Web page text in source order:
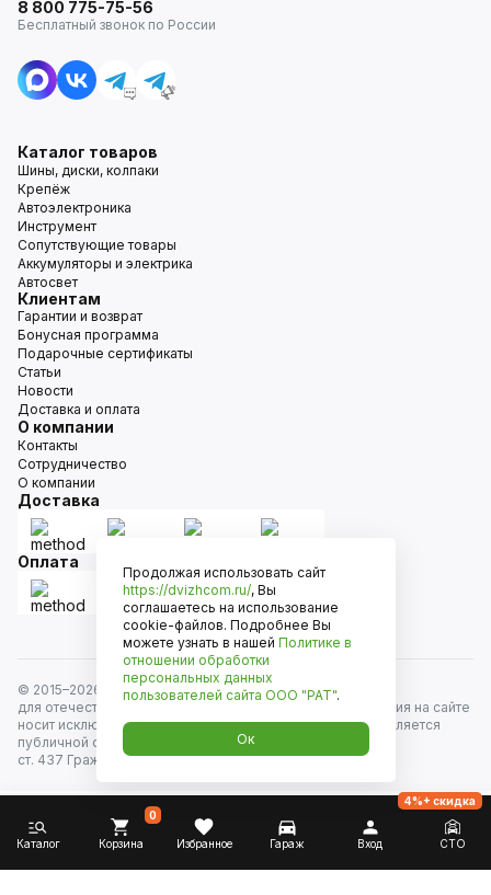
8 800 775-75-56
Бесплатный звонок по России
Каталог товаров
Шины, диски, колпаки
Крепёж
Автоэлектроника
Инструмент
Сопутствующие товары
Аккумуляторы и электрика
Автосвет
Клиентам
Гарантии и возврат
Бонусная программа
Подарочные сертификаты
Статьи
Новости
Доставка и оплата
О компании
Контакты
Сотрудничество
О компании
Доставка
Оплата
© 2015–2026
Движком — сеть магазинов автозапчастей
для отечественных автомобилей и иномарок. Информация на сайте
носит исключительно информационный характер и не является
публичной офертой, определяемой положениями
ст. 437 Гражданского кодекса РФ. Все права защищены.
Каталог Корзина
0
Избранное Гараж Вход СТО
4%+ скидка
Продолжая использовать сайт
https://dvizhcom.ru/, Вы
соглашаетесь на использование
cookie-файлов. Подробнее Вы
можете узнать в нашей Политике в
отношении обработки
персональных данных
пользователей сайта ООО "РАТ".
Ок